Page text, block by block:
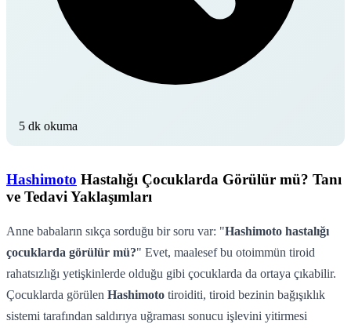
5 dk okuma
Hashimoto Hastalığı Çocuklarda Görülür mü? Tanı
ve Tedavi Yaklaşımları
Anne babaların sıkça sorduğu bir soru var: "Hashimoto hastalığı
çocuklarda görülür mü?" Evet, maalesef bu otoimmün tiroid
rahatsızlığı yetişkinlerde olduğu gibi çocuklarda da ortaya çıkabilir.
Çocuklarda görülen Hashimoto tiroiditi, tiroid bezinin bağışıklık
sistemi tarafından saldırıya uğraması sonucu işlevini yitirmesi